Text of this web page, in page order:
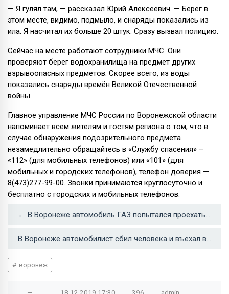
— Я гулял там, — рассказал Юрий Алексеевич. — Берег в
этом месте, видимо, подмыло, и снаряды показались из
ила. Я насчитал их больше 20 штук. Сразу вызвал полицию.
Сейчас на месте работают сотрудники МЧС. Они
проверяют берег водохранилища на предмет других
взрывоопасных предметов. Скорее всего, из воды
показались снаряды времён Великой Отечественной
войны.
Главное управление МЧС России по Воронежской области
напоминает всем жителям и гостям региона о том, что в
случае обнаружения подозрительного предмета
незамедлительно обращайтесь в «Службу спасения» –
«112» (для мобильных телефонов) или «101» (для
мобильных и городских телефонов), телефон доверия —
8(473)277-99-00. Звонки принимаются круглосуточно и
бесплатно с городских и мобильных телефонов.
← В Воронеже автомобиль ГАЗ попытался проехать под Каменным мостом и застрял
В Воронеже автомобилист сбил человека и въехал в свадебный салон →
воронеж
— 18.12.2019 17:30 396 admin